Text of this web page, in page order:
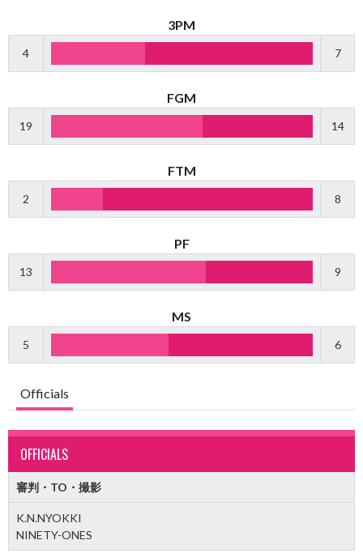
3PM
4 7
FGM
19 14
FTM
2 8
PF
13 9
MS
5 6
Officials
OFFICIALS
審判・TO・撮影
K.N.NYOKKI
NINETY-ONES